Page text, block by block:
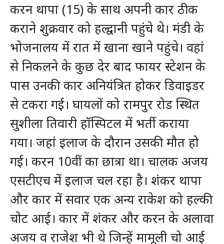
करन थापा (15) के साथ अपनी कार ठीक
कराने शुक्रवार को हल्द्वानी पहुंचे थे। मंडी के
भोजनालय में रात में खाना खाने पहुंचे। वहां
से निकलने के कुछ देर बाद फायर स्टेशन के
पास उनकी कार अनियंत्रित होकर डिवाइडर
से टकरा गई। घायलों को रामपुर रोड स्थित
सुशीला तिवारी हॉस्पिटल में भर्ती कराया
गया। जहां इलाज के दौरान उसकी मौत हो
गई। करन 10वीं का छात्रा था। चालक अजय
एसटीएच में इलाज चल रहा है। शंकर थापा
और कार में सवार एक अन्य राकेश को हल्की
चोट आई। कार में शंकर और करन के अलावा
अजय व राजेश भी थे जिन्हें मामूली चो आई